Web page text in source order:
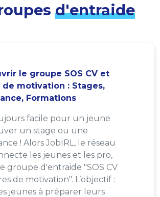
d'entraide
le groupe SOS CV et
motivation : Stages,
Formations
facile pour un jeune
un stage ou une
! Alors JobIRL, le réseau
les jeunes et les pro,
groupe d'entraide "SOS CV
de motivation". L’objectif :
jeunes à préparer leurs